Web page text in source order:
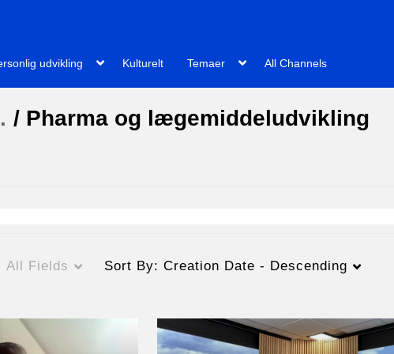
udvikling Kulturelt Temaer All Channels
/ Pharma og lægemiddeludvikling
All Fields Sort By: Creation Date - Descending
Billedtekster Varighed Creation Date